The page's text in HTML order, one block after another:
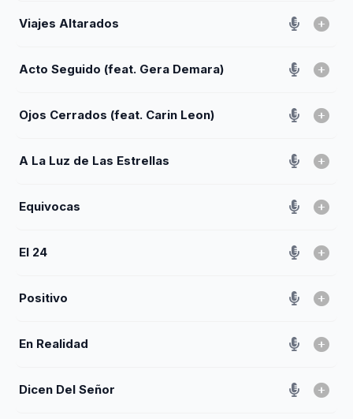
Viajes Altarados
Acto Seguido (feat. Gera Demara)
Ojos Cerrados (feat. Carin Leon)
A La Luz de Las Estrellas
Equivocas
El 24
Positivo
En Realidad
Dicen Del Señor